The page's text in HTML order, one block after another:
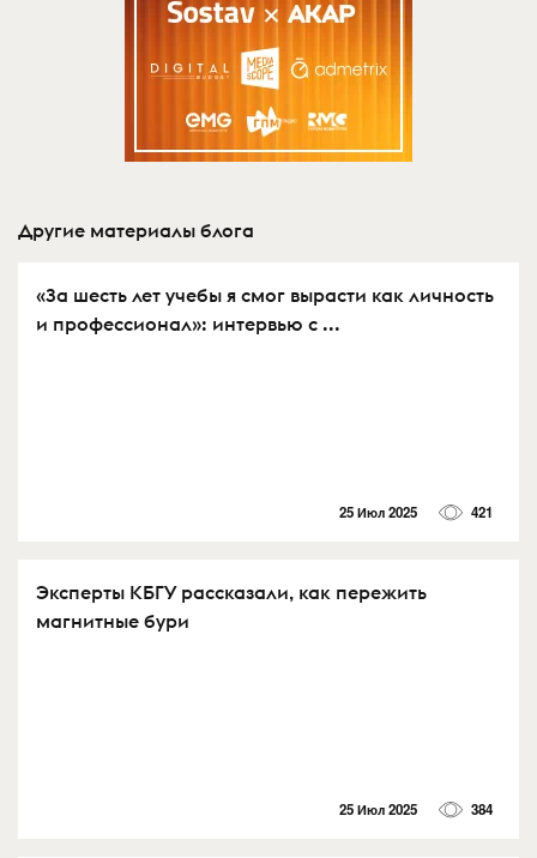
Другие материалы блога
«За шесть лет учебы я смог вырасти как личность
и профессионал»: интервью с ...
25 Июл 2025 421
Эксперты КБГУ рассказали, как пережить
магнитные бури
25 Июл 2025 384